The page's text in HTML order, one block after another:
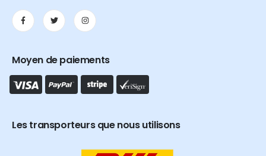
Moyen de paiements
Les transporteurs que nous utilisons